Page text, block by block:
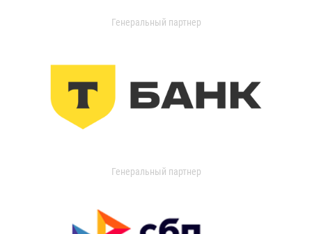
Генеральный партнер
Генеральный партнер